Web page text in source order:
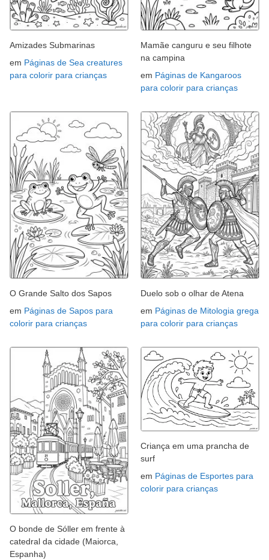
Amizades Submarinas
em Páginas de Sea creatures
para colorir para crianças
Mamãe canguru e seu filhote
na campina
em Páginas de Kangaroos
para colorir para crianças
O Grande Salto dos Sapos
em Páginas de Sapos para
colorir para crianças
Duelo sob o olhar de Atena
em Páginas de Mitologia grega
para colorir para crianças
O bonde de Sóller em frente à
catedral da cidade (Maiorca,
Espanha)
Criança em uma prancha de
surf
em Páginas de Esportes para
colorir para crianças